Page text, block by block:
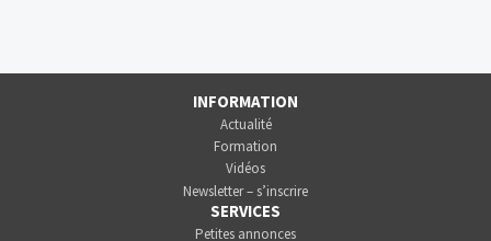
INFORMATION
Actualité
Formation
Vidéos
Newsletter – s’inscrire
SERVICES
Petites annonces